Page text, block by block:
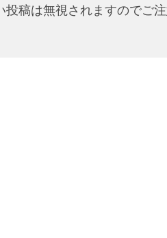
投稿は無視されますのでご